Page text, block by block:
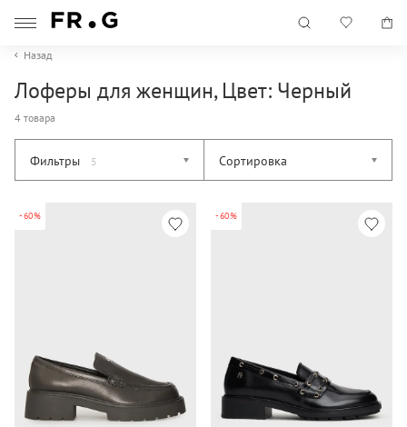
Назад
Лоферы для женщин, Цвет: Черный
4 товара
Фильтры 5 Сортировка
-60% -60%